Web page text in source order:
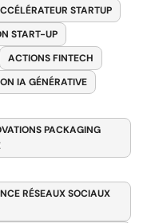
STARTUP
START-UP
ACTIONS FINTECH
IA GÉNÉRATIVE
PACKAGING
RÉSEAUX SOCIAUX